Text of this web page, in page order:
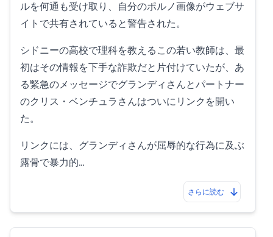
ルを何通も受け取り、自分のポルノ画像がウェブサ
イトで共有されていると警告された。
シドニーの高校で理科を教えるこの若い教師は、最
初はその情報を下手な詐欺だと片付けていたが、あ
る緊急のメッセージでグランディさんとパートナー
のクリス・ベンチュラさんはついにリンクを開い
た。
リンクには、グランディさんが屈辱的な行為に及ぶ
露骨で暴力的…
さらに読む